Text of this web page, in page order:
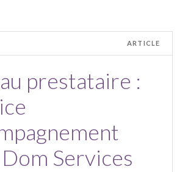
ARTICLE
prestataire :
Services